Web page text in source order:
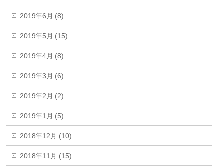
2019年6月 (8)
2019年5月 (15)
2019年4月 (8)
2019年3月 (6)
2019年2月 (2)
2019年1月 (5)
2018年12月 (10)
2018年11月 (15)